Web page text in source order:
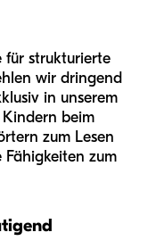
für strukturierte
wir dringend
in unserem
beim
zum Lesen
zum